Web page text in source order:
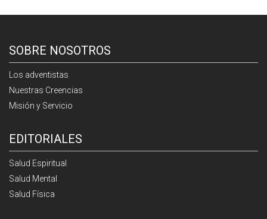
SOBRE NOSOTROS
Los adventistas
Nuestras Creencias
Misión y Servicio
EDITORIALES
Salud Espiritual
Salud Mental
Salud Física